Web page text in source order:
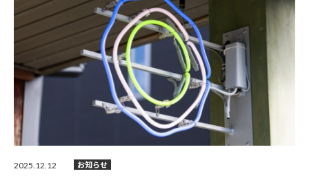
2025.12.12 お知らせ